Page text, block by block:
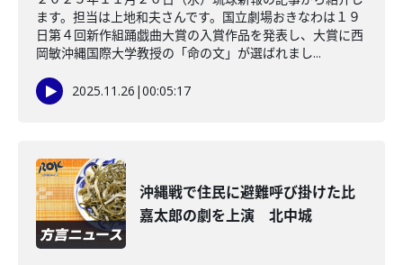
ます。担当は上地和夫さんです。国立劇場おきなわは１９
日第４回新作組踊戯曲大賞の入賞作品を発表し、大賞に西
岡敏沖縄国際大学教授の「命の文」が選ばれまし...
2025.11.26 |00:05:17
沖縄戦で住民に避難呼び掛けた比
嘉太郎の劇を上演 北中城